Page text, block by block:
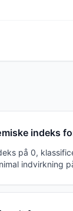
indeks
på 0,
indvirkning